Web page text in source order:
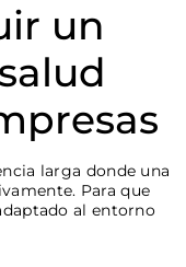
un
larga donde una
Para que
al entorno